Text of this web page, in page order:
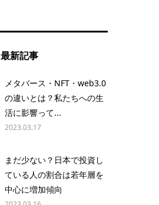
最新記事
メタバース・NFT・web3.0
の違いとは？私たちへの生
活に影響って...
2023.03.17
まだ少ない？日本で投資し
ている人の割合は若年層を
中心に増加傾向